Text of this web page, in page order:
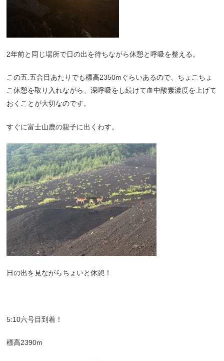
2年前と同じ場所で日の出を待ちながら休憩と呼吸を整える。
この五.五合目あたりでも標高2350mぐらいあるので、ちょこちょ
こ休憩を取り入れながら、深呼吸をし続けて血中酸素濃度を上げて
おくことが大切なのです。
すぐに富士山鹿の親子に出くわす。
日の出を見ながらちょいと休憩！
5:10六号目到着！
標高2390m